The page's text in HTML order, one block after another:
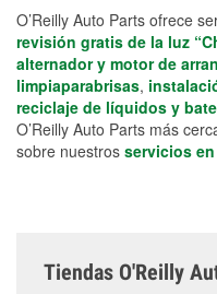
O’Reilly Auto Parts ofrece
revisión gratis de la luz
alternador y motor de
limpiaparabrisas,
reciclaje de líquidos y
O’Reilly Auto Parts más
sobre nuestros servicios
Tiendas O'Reilly